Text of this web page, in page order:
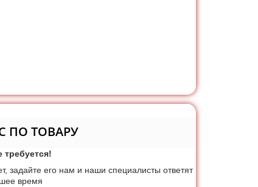
ПО ТОВАРУ
требуется!
задайте его нам и наши специалисты ответят
время